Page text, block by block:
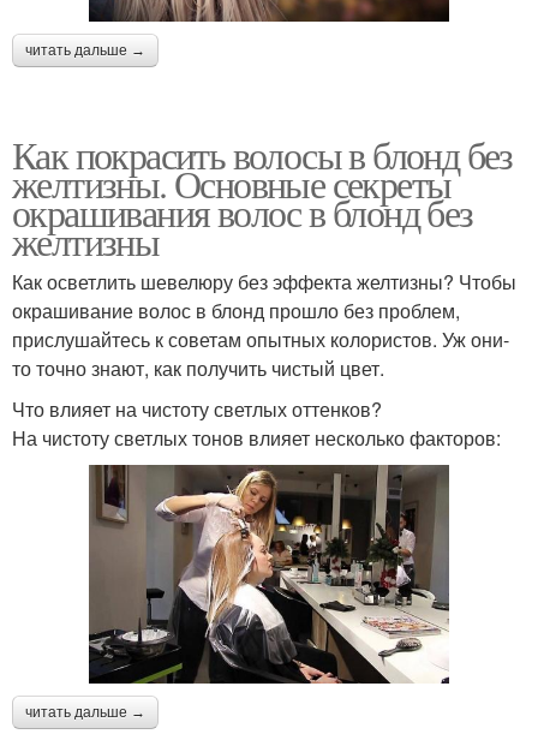
читать дальше →
Как покрасить волосы в блонд без
желтизны. Основные секреты
окрашивания волос в блонд без
желтизны
Как осветлить шевелюру без эффекта желтизны? Чтобы
окрашивание волос в блонд прошло без проблем,
прислушайтесь к советам опытных колористов. Уж они-
то точно знают, как получить чистый цвет.
Что влияет на чистоту светлых оттенков?
На чистоту светлых тонов влияет несколько факторов:
читать дальше →